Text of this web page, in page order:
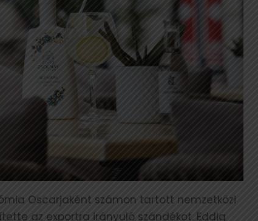
Oscarjaként számon tartott nemzetközi
az exportra irányuló szándékot. Eddig